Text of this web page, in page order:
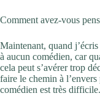
Comment avez-vous
Maintenant, quand
à aucun comédien, car
cela peut s’avérer trop
faire le chemin à
comédien est très